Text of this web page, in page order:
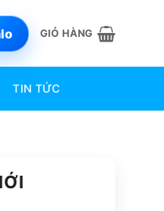
GIỎ HÀNG
TIN TỨC